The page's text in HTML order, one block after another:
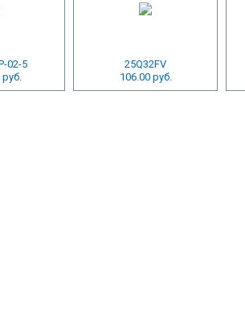
02-5
руб.
25Q32FV
106.00 руб.